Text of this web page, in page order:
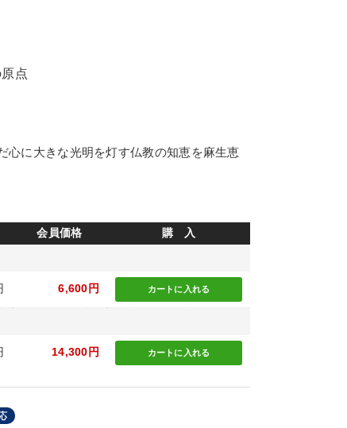
点
心に大きな光明を灯す仏教の知恵を麻生恵
会員価格 購 入
6,600円 カートに 入れる
14,300円 カートに 入れる